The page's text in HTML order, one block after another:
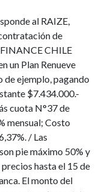
al RAIZE,
de
CHILE
un Plan Renueve
ejemplo, pagando
$7.434.000.-
cuota N°37 de
mensual; Costo
/ Las
pie máximo 50% y
hasta el 15 de
El monto del